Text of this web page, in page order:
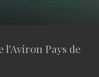
l'Aviron Pays de